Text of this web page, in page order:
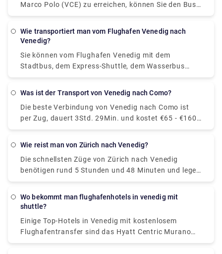
Marco Polo (VCE) zu erreichen, können Sie den Bus
Nr. 5 nehmen, der von Actv betrieben wird. Der Bus
von Venedig und die Busse fahren montags bis
Minuten vom Flughafen ab.
Wie transportiert man vom Flughafen Venedig nach
Venedig?
Sie können vom Flughafen Venedig mit dem
Stadtbus, dem Express-Shuttle, dem Wasserbus
oder dem Taxi nach Venedig gelangen. Sie können
dem Bus dauert etwa 30 Minuten, der Fahrpreis
beträgt 8 Euro. Der Shuttle erreicht das Ziel in 20
Minuten, und Sie müssen für eine solche Fahrt 7
Euro bezahlen.
Was ist der Transport von Venedig nach Como?
Die beste Verbindung von Venedig nach Como ist
per Zug, dauert 3Std. 29Min. und kostet €65 - €160.
Alternativ können Sie den Bus nehmen, der 17 € bis
Wie reist man von Zürich nach Venedig?
Die schnellsten Züge von Zürich nach Venedig
benötigen rund 5 Stunden und 48 Minuten und legen
eine Strecke von rund 361 Kilometern zurück. An
verlässt, gegen 06:09 Uhr. Die letzte Abfahrt ist in
wo bekommt man flughafenhotels in venedig mit
shuttle?
Einige Top-Hotels in Venedig mit kostenlosem
Flughafentransfer sind das Hyatt Centric Murano
Venice, das Annia Park Hotel Venice Airport, das